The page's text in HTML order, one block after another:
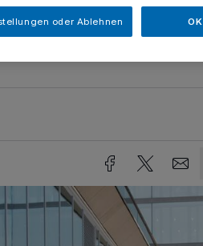
Straße. Weitere
und in Moers.
oder Ablehnen OK